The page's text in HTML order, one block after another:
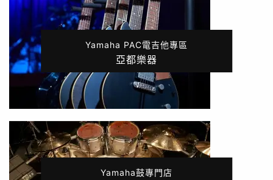
Yamaha PAC電吉他專區
亞都樂器
Yamaha鼓專門店